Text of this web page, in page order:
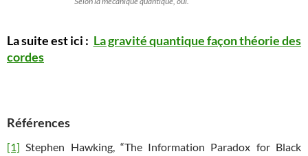
La suite est ici : La gravité quantique façon théorie des
cordes
Références
[1] Stephen Hawking, “The Information Paradox for Black